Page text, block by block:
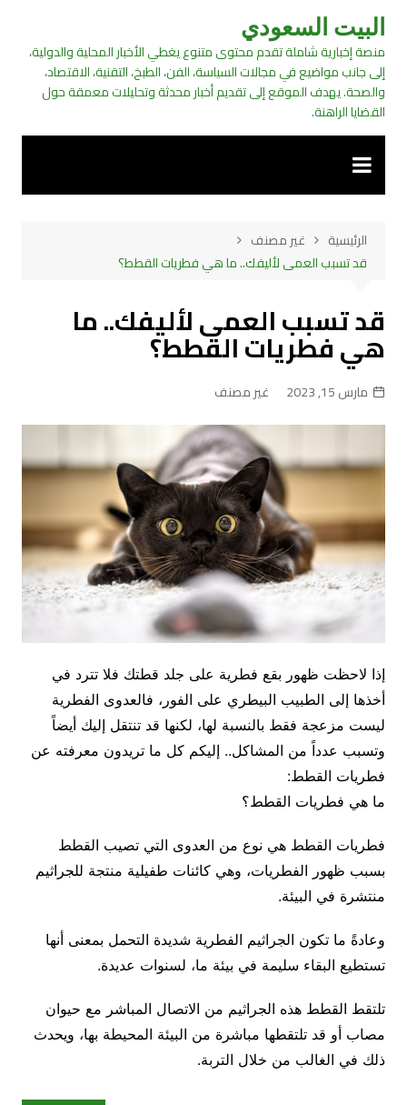
التجاوز
المحتوى
البيت السعودي
منصة إخبارية شاملة تقدم محتوى متنوع يغطي الأخبار المحلية والدولية،
إلى جانب مواضيع في مجالات السياسة، الفن، الطبخ، التقنية، الاقتصاد،
والصحة. يهدف الموقع إلى تقديم أخبار محدثة وتحليلات معمقة حول
القضايا الراهنة.
الرئيسية
غير مصنف
قد تسبب العمى لأليفك.. ما هي فطريات القطط؟
قد تسبب العمى لأليفك.. ما
هي فطريات القطط؟
مارس 15, 2023 غير مصنف
إذا لاحظت ظهور بقع فطرية على جلد قطتك فلا تترد في
أخذها إلى الطبيب البيطري على الفور، فالعدوى الفطرية
ليست مزعجة فقط بالنسبة لها، لكنها قد تنتقل إليك أيضاً
وتسبب عدداً من المشاكل.. إليكم كل ما تريدون معرفته عن
فطريات القطط:
ما هي فطريات القطط؟
فطريات القطط هي نوع من العدوى التي تصيب القطط
بسبب ظهور الفطريات، وهي كائنات طفيلية منتجة للجراثيم
منتشرة في البيئة.
وعادةً ما تكون الجراثيم الفطرية شديدة التحمل بمعنى أنها
تستطيع البقاء سليمة في بيئة ما، لسنوات عديدة.
تلتقط القطط هذه الجراثيم من الاتصال المباشر مع حيوان
مصاب أو قد تلتقطها مباشرة من البيئة المحيطة بها، ويحدث
ذلك في الغالب من خلال التربة.